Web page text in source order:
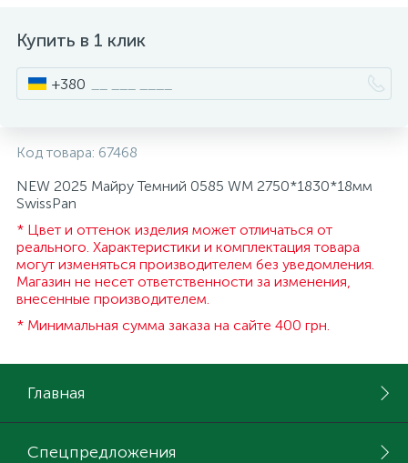
Купить в 1 клик
+380
Код товара: 67468
NEW 2025 Майру Темний 0585 WM 2750*1830*18мм
SwissPan
* Цвет и оттенок изделия может отличаться от
реального. Характеристики и комплектация товара
могут изменяться производителем без уведомления.
Магазин не несет ответственности за изменения,
внесенные производителем.
* Минимальная сумма заказа на сайте 400 грн.
Главная
Спецпредложения
ИНСТРУМЕНТ И РАСХОДНЫЕ МАТЕРИАЛЫ
КУХОННАЯ ТЕХНИКА
Меблі
Фурнитура для кроватей